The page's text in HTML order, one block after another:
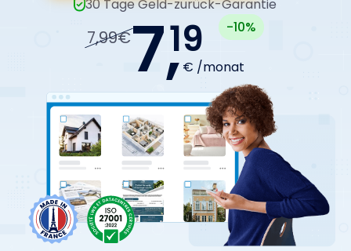
7,99€7,19
€ /monat
-10%
30 Tage Geld-zurück-Garantie